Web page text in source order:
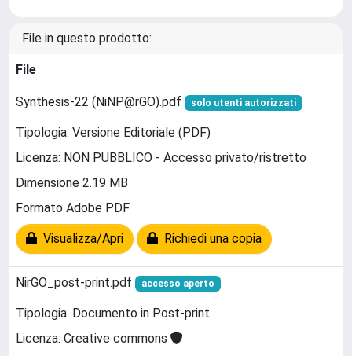
File in questo prodotto:
File
Synthesis-22 (NiNP@rGO).pdf solo utenti autorizzati
Tipologia: Versione Editoriale (PDF)
Licenza: NON PUBBLICO - Accesso privato/ristretto
Dimensione 2.19 MB
Formato Adobe PDF
Visualizza/Apri Richiedi una copia
NirGO_post-print.pdf accesso aperto
Tipologia: Documento in Post-print
Licenza: Creative commons